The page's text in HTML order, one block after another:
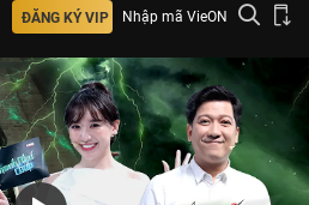
ĐĂNG KÝ VIP Nhập mã VieON